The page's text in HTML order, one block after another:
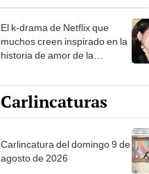
El k-drama de Netflix que
muchos creen inspirado en la
historia de amor de la
Carlincaturas
Carlincatura del domingo 9 de
agosto de 2026